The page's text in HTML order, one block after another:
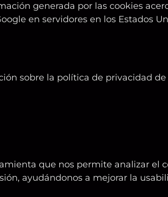
generada por las cookies
en servidores en los Estados
sobre la política de privacidad
que nos permite analizar el
ayudándonos a mejorar la